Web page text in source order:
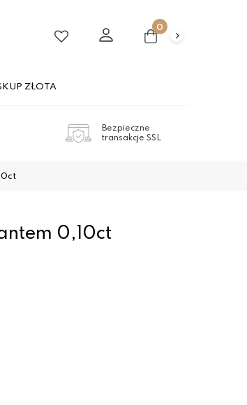
0
ZŁOTA
Bezpieczne
transakcje SSL
0,10ct